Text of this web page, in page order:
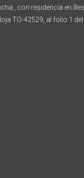
, con residencia en
TO-42529, al folio 1